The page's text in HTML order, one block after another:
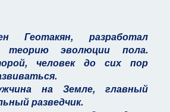
Геотакян, разработал
теорию эволюции пола.
человек до сих пор
на Земле, главный
разведчик.